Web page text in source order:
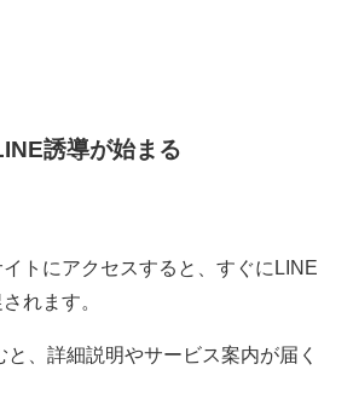
誘導が始まる
トにアクセスすると、すぐにLINE
れます。
、詳細説明やサービス案内が届く